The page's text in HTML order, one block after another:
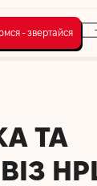
- звертайся
ТА